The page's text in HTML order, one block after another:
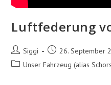
Luftfederung
Beitrags-
Autor:
Siggi
Beitrag
veröffentlicht:
26. September
Beitrags-
Unser Fahrzeug (alias